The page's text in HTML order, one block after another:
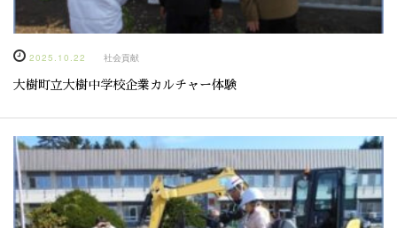
2025.10.22 社会貢献
大樹町立大樹中学校企業カルチャー体験